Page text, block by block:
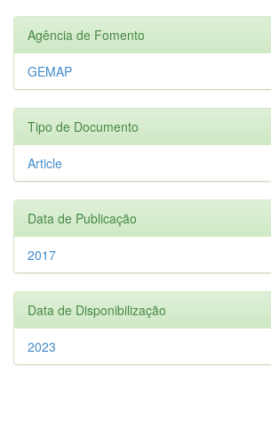
Agência de Fomento
GEMAP
Tipo de Documento
Article
Data de Publicação
2017
Data de Disponibilização
2023